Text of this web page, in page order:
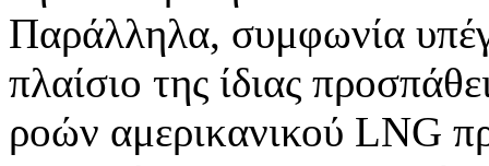
Παράλληλα, συμφωνία
πλαίσιο της ίδιας
ροών αμερικανικού LNG